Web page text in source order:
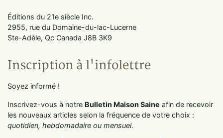
Éditions du 21e siècle Inc.
2955, rue du Domaine-du-lac-Lucerne
Ste-Adèle, Qc Canada J8B 3K9
Inscription à l'infolettre
Soyez informé !
Inscrivez-vous à notre Bulletin Maison Saine afin de recevoir
les nouveaux articles selon la fréquence de votre choix :
quotidien, hebdomadaire ou mensuel.